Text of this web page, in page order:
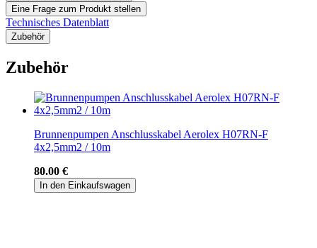
Eine Frage zum Produkt stellen
Technisches Datenblatt
Zubehör
Zubehör
Brunnenpumpen Anschlusskabel Aerolex H07RN-F
4x2,5mm2 / 10m
80.00 €
In den Einkaufswagen